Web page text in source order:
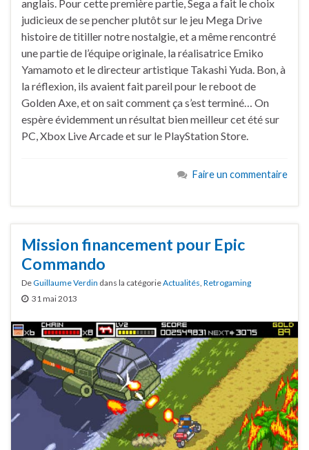
anglais. Pour cette première partie, Sega a fait le choix
judicieux de se pencher plutôt sur le jeu Mega Drive
histoire de titiller notre nostalgie, et a même rencontré
une partie de l’équipe originale, la réalisatrice Emiko
Yamamoto et le directeur artistique Takashi Yuda. Bon, à
la réflexion, ils avaient fait pareil pour le reboot de
Golden Axe, et on sait comment ça s’est terminé… On
espère évidemment un résultat bien meilleur cet été sur
PC, Xbox Live Arcade et sur le PlayStation Store.
Faire un commentaire
Mission financement pour Epic
Commando
DeGuillaume Verdin dans la catégorieActualités Retrogaming
31 mai 2013